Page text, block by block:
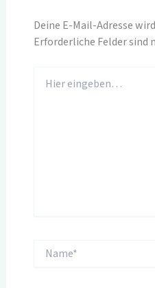
Deine E-Mail-Adresse
Erforderliche Felder sind
eingeben…